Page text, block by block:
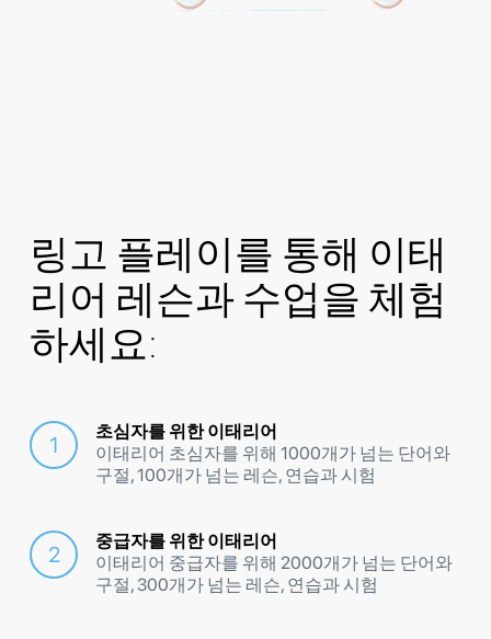
링고 플레이를 통해 이태
리어 레슨과 수업을 체험
하세요:
초심자를 위한 이태리어
이태리어 초심자를 위해 1000개가 넘는 단어와
구절, 100개가 넘는 레슨, 연습과 시험
중급자를 위한 이태리어
이태리어 중급자를 위해 2000개가 넘는 단어와
구절, 300개가 넘는 레슨, 연습과 시험